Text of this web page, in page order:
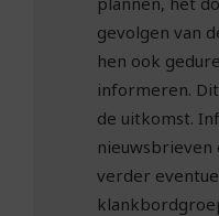
gevolgen van
hen ook
informeren.
de uitkomst.
verder